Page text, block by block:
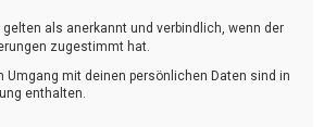
gelten als anerkannt und verbindlich, wenn der
zugestimmt hat.
Umgang mit deinen persönlichen Daten sind in
enthalten.